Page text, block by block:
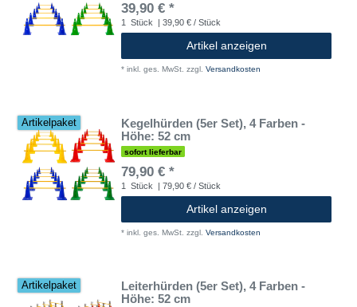
39,90 € *
1 Stück | 39,90 € / Stück
Artikel anzeigen
* inkl. ges. MwSt. zzgl. Versandkosten
Artikelpaket
Kegelhürden (5er Set), 4 Farben -
Höhe: 52 cm
sofort lieferbar
79,90 € *
1 Stück | 79,90 € / Stück
Artikel anzeigen
* inkl. ges. MwSt. zzgl. Versandkosten
Artikelpaket
Leiterhürden (5er Set), 4 Farben -
Höhe: 52 cm